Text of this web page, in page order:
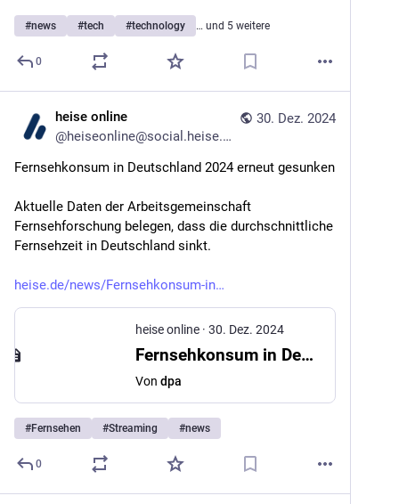
#news #tech #technology … und 5 weitere
0
30. Dez. 2024
heise online
@heiseonline@social.heise.de
Fernsehkonsum in Deutschland 2024 erneut gesunken
Aktuelle Daten der Arbeitsgemeinschaft
Fernsehforschung belegen, dass die durchschnittliche
Fernsehzeit in Deutschland sinkt.
heise.de/news/Fernsehkonsum-in
heise online · 30. Dez. 2024
Fernsehkonsum in Deutschland 2024 erneut gesunken
Von dpa
#Fernsehen #Streaming #news
0